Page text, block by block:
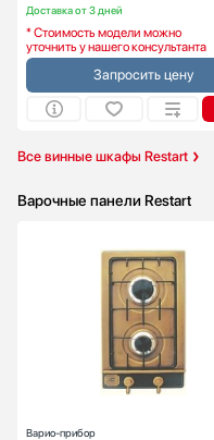
Все винные шкафы Restart
Доставка от 3 дней
* Стоимость модели можно
уточнить у нашего консультанта
Запросить цену
Варочные панели Restart
Варио-прибор